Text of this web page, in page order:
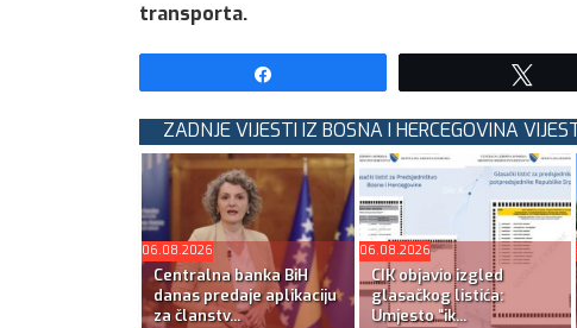
transporta.
ZADNJE VIJESTI IZ BOSNA I HERCEGOVINA
06.08.2026
Centralna banka BiH
danas predaje aplikaciju
za članstv...
06.08.2026
CIK objavio izgled
glasačkog listića:
Umjesto “ik...